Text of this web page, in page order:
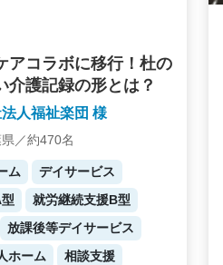
アコラボに移行！杜の
介護記録の形とは？
人福祉楽団 様
／約470名
ム
デイサービス
就労継続支援B型
放課後等デイサービス
ホーム
相談支援